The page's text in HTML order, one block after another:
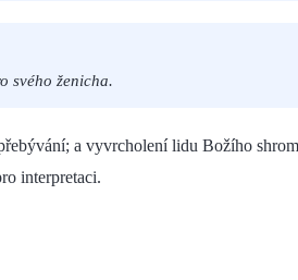
svého ženicha.
a vyvrcholení lidu Božího
interpretaci.